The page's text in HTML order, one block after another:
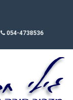
054-4738536